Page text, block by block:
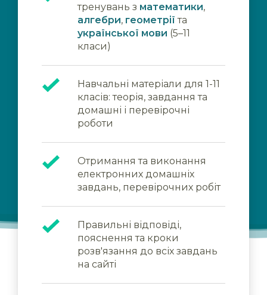
тренувань з математики,
алгебри, геометрії та
української мови (5–11
класи)
Навчальні матеріали для 1-11
класів: теорія, завдання та
домашні і перевірочні
роботи
Отримання та виконання
електронних домашніх
завдань, перевірочних робіт
Правильні відповіді,
пояснення та кроки
розв'язання до всіх завдань
на сайті